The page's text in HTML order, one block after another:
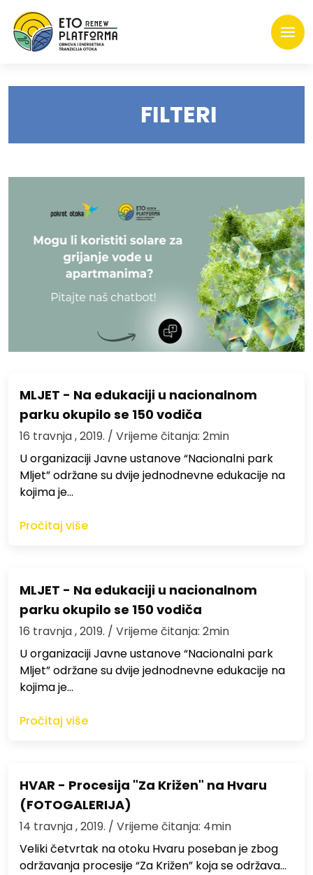
FILTERI
MLJET - Na edukaciji u nacionalnom
parku okupilo se 150 vodiča
16 travnja , 2019. / Vrijeme čitanja: 2min
U organizaciji Javne ustanove “Nacionalni park
Mljet” održane su dvije jednodnevne edukacije na
kojima je…
Pročitaj više
MLJET - Na edukaciji u nacionalnom
parku okupilo se 150 vodiča
16 travnja , 2019. / Vrijeme čitanja: 2min
U organizaciji Javne ustanove “Nacionalni park
Mljet” održane su dvije jednodnevne edukacije na
kojima je…
Pročitaj više
HVAR - Procesija "Za Križen" na Hvaru
(FOTOGALERIJA)
14 travnja , 2019. / Vrijeme čitanja: 4min
Veliki četvrtak na otoku Hvaru poseban je zbog
održavanja procesije “Za Križen” koja se održava…